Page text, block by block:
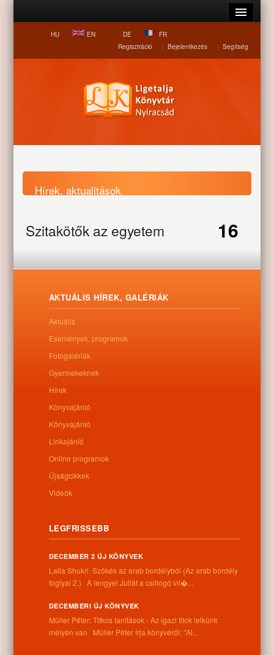
HU EN DE
FR
Regisztráció
| Bejelentkezés | Segítség
Hírek, aktualitások
Nyitólap Hírek, aktualitások
Szitakötők az egyetem
Szitakötők az egyetem
Letöltés
16
Kapcsolódó anyagok
AKTUÁLIS HÍREK, GALÉRIÁK
Aktuális
Események, programok
Fotógalériák
Gyermekeknek
Hírek
Könyvajánló
Könyvajánló
Linkajánló
Online programok
Újságcikkek
Videók
LEGFRISSEBB
DECEMBER 2 ÚJ KÖNYVEK
Laila Shukri. Szökés ​az arab bordélyból (Az arab bordély
foglyai 2.) A lengyel Juliát a csillogó vil�...
DECEMBERI ÚJ KÖNYVEK
Müller Péter: Titkos tanítások - Az igazi titok lelkünk
mélyén van Müller Péter írja könyvéről: "Al...